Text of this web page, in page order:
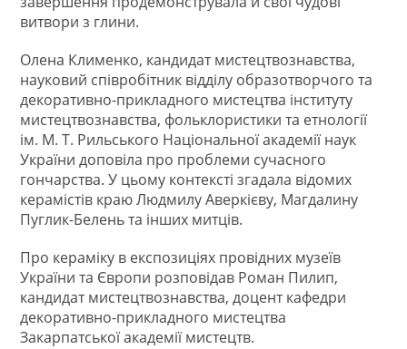
витвори з глини.
Олена Клименко, кандидат мистецтвознавства,
науковий співробітник відділу образотворчого та
декоративно-прикладного мистецтва інституту
мистецтвознавства, фольклористики та етнології
ім. М. Т. Рильського Національної академії наук
України доповіла про проблеми сучасного
гончарства. У цьому контексті згадала відомих
керамістів краю Людмилу Аверкієву, Магдалину
Пуглик-Белень та інших митців.
Про кераміку в експозиціях провідних музеїв
України та Європи розповідав Роман Пилип,
кандидат мистецтвознавства, доцент кафедри
декоративно-прикладного мистецтва
Закарпатської академії мистецтв.